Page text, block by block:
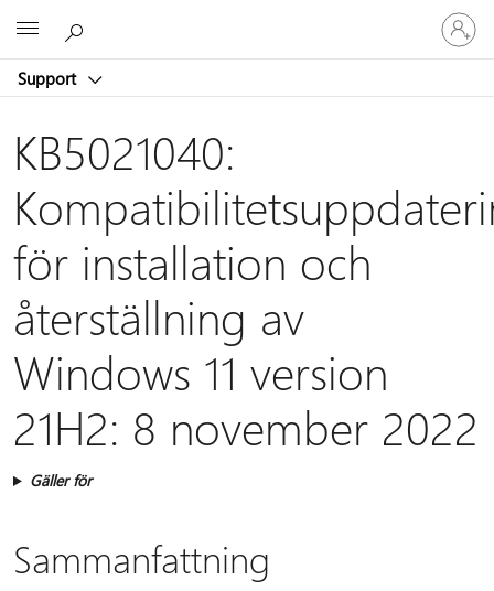
Support
Logga
in
på
konto
KB5021040:
för installation och
återställning av
Windows 11 version
21H2: 8 november 2022
Gäller för
Sammanfattning